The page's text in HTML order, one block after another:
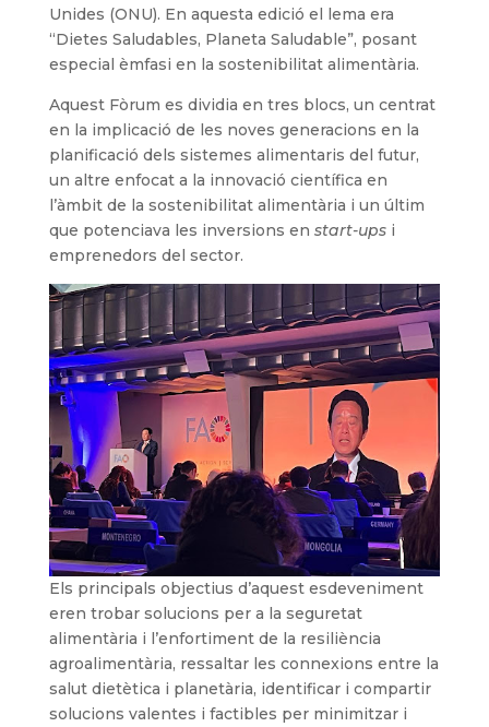
Unides (ONU). En aquesta edició el lema era
“Dietes Saludables, Planeta Saludable”, posant
especial èmfasi en la sostenibilitat alimentària.
Aquest Fòrum es dividia en tres blocs, un centrat
en la implicació de les noves generacions en la
planificació dels sistemes alimentaris del futur,
un altre enfocat a la innovació científica en
l’àmbit de la sostenibilitat alimentària i un últim
que potenciava les inversions en start-upsi
emprenedors del sector.
Els principals objectius d’aquest esdeveniment
eren trobar solucions per a la seguretat
alimentària i l’enfortiment de la resiliència
agroalimentària, ressaltar les connexions entre la
salut dietètica i planetària, identificar i compartir
solucions valentes i factibles per minimitzar i